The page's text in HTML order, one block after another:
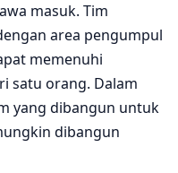
masuk. Tim
area pengumpul
memenuhi
satu orang. Dalam
yang dibangun untuk
dibangun